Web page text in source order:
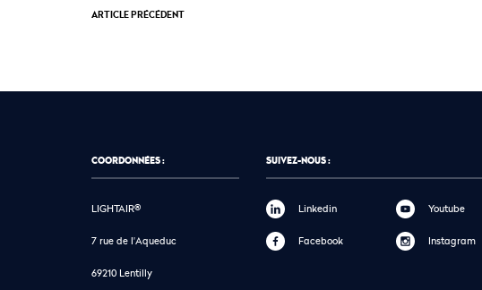
ARTICLE PRÉCÉDENT
COORDONNÉES :
LIGHTAIR®
7 rue de l'Aqueduc
69210 Lentilly
SUIVEZ-NOUS :
Linkedin
Facebook
Youtube
Instagram